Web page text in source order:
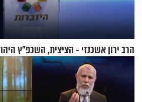
הרב ירון אשכנזי - הציצית, השכפ"ץ